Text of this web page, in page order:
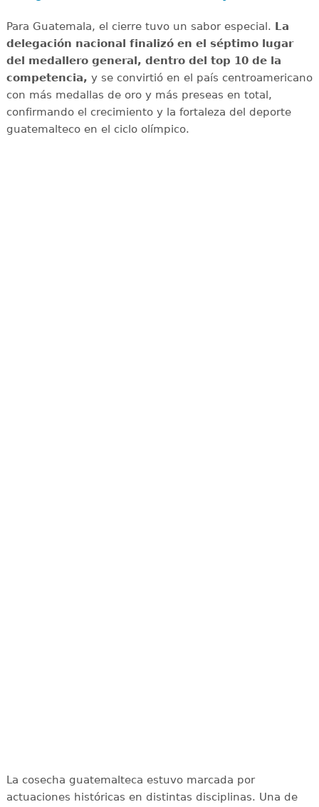
Para Guatemala, el cierre tuvo un sabor especial. La
delegación nacional finalizó en el séptimo lugar
del medallero general, dentro del top 10 de la
competencia, y se convirtió en el país centroamericano
con más medallas de oro y más preseas en total,
confirmando el crecimiento y la fortaleza del deporte
guatemalteco en el ciclo olímpico.
La cosecha guatemalteca estuvo marcada por
actuaciones históricas en distintas disciplinas. Una de